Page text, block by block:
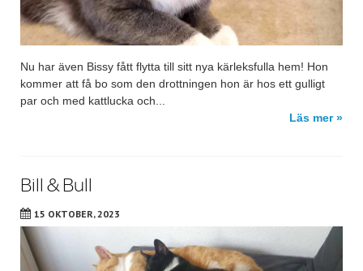
Nu har även Bissy fått flytta till sitt nya kärleksfulla hem! Hon
kommer att få bo som den drottningen hon är hos ett gulligt
par och med kattlucka och...
Läs mer »
Bill & Bull
15 OKTOBER, 2023